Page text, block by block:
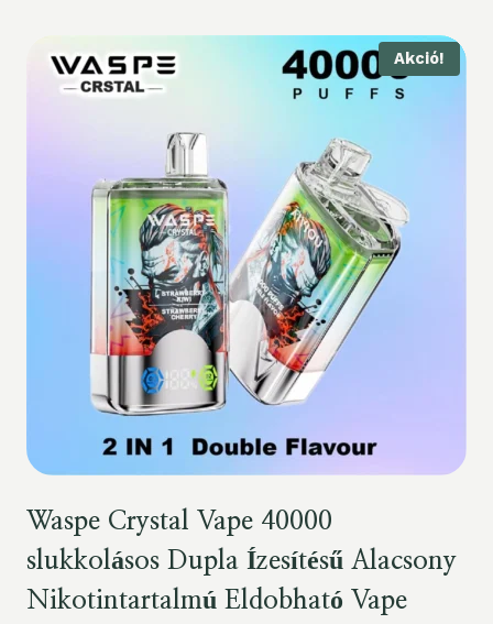
Akció!
Waspe Crystal Vape 40000
slukkolásos Dupla Ízesítésű Alacsony
Nikotintartalmú Eldobható Vape